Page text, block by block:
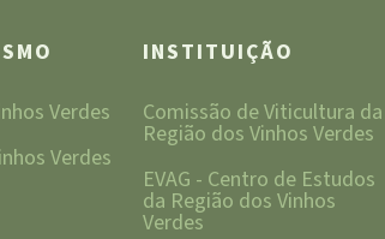
Verdes
Verdes
INSTITUIÇÃO
Comissão de Viticultura da
Região dos Vinhos Verdes
EVAG - Centro de Estudos
da Região dos Vinhos
Verdes